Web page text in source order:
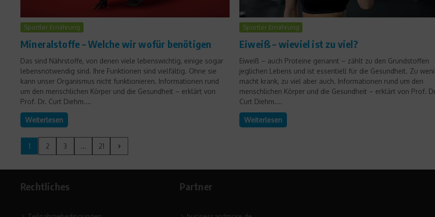
Sportler Ernährung
Mineralstoffe – Welche wir wofür benötigen
Das sind Nährstoffe, von denen viele lebenswichtig, einige sogar
lebensnotwendig sind. Ihre Funktionen sind vielfältig. Ohne sie
kann unser Organismus nicht funktionieren. Informationen rund
um den menschlichen Körper und die Gesundheit – erklärt von
Prof. Dr. Curt Diehm....
Weiterlesen
Sportler Ernährung
Eiweiß – wieviel ist zu viel?
Eiweiß – auch Proteine genannt – zählt zu den Grundstoffen
jeglichen Lebens und ist essentiell für die Gesundheit. Zu
macht krank, zu viel aber auch. Informationen rund um den
menschlichen Körper und die Gesundheit – erklärt von Prof.
Curt Diehm....
Weiterlesen
1 2 3 ... 21
Rechtliches Partner